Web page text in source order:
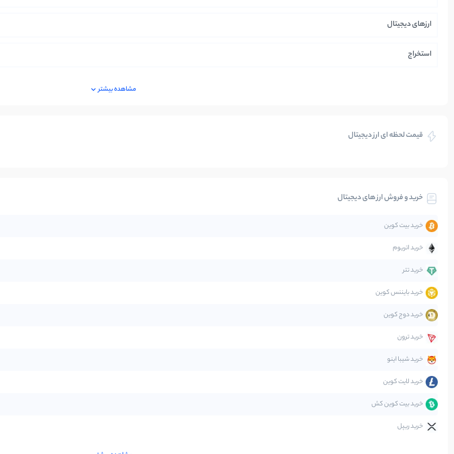
ارزهای دیجیتال
استخراج
بلاکچین
تحلیل
جهان
دیفای
صرافی‌ها
قانون‌گذاری
متاورس
مشاهده بیشتر
قیمت لحظه ای ارز دیجیتال
خرید و فروش ارز های دیجیتال
خرید بیت کوین
خرید اتریوم
خرید تتر
خرید بایننس کوین
خرید دوج کوین
خرید ترون
خرید شیبا اینو
خرید لایت کوین
خرید بیت کوین کش
خرید ریپل